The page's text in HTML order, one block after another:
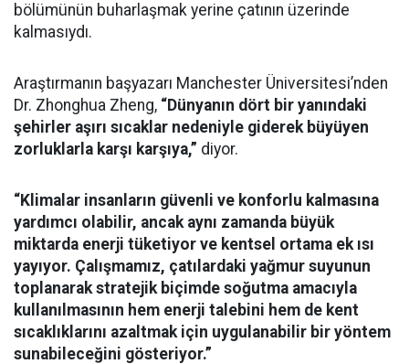
bölümünün buharlaşmak yerine çatının üzerinde
kalmasıydı.
Araştırmanın başyazarı Manchester Üniversitesi’nden
Dr. Zhonghua Zheng, “Dünyanın dört bir yanındaki
şehirler aşırı sıcaklar nedeniyle giderek büyüyen
zorluklarla karşı karşıya,” diyor.
“Klimalar insanların güvenli ve konforlu kalmasına
yardımcı olabilir, ancak aynı zamanda büyük
miktarda enerji tüketiyor ve kentsel ortama ek ısı
yayıyor. Çalışmamız, çatılardaki yağmur suyunun
toplanarak stratejik biçimde soğutma amacıyla
kullanılmasının hem enerji talebini hem de kent
sıcaklıklarını azaltmak için uygulanabilir bir yöntem
sunabileceğini gösteriyor.”